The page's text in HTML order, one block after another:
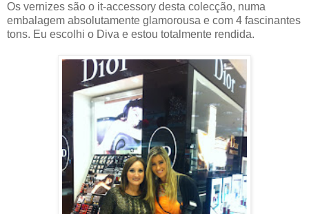
Os vernizes são o it-accessory desta colecção, numa
embalagem absolutamente glamorousa e com 4 fascinantes
tons. Eu escolhi o Diva e estou totalmente rendida.